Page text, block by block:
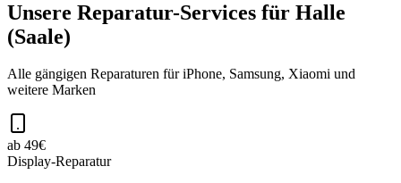
Unsere Reparatur-Services für Halle
(Saale)
Alle gängigen Reparaturen für iPhone, Samsung, Xiaomi und
weitere Marken
ab 49€
Display-Reparatur